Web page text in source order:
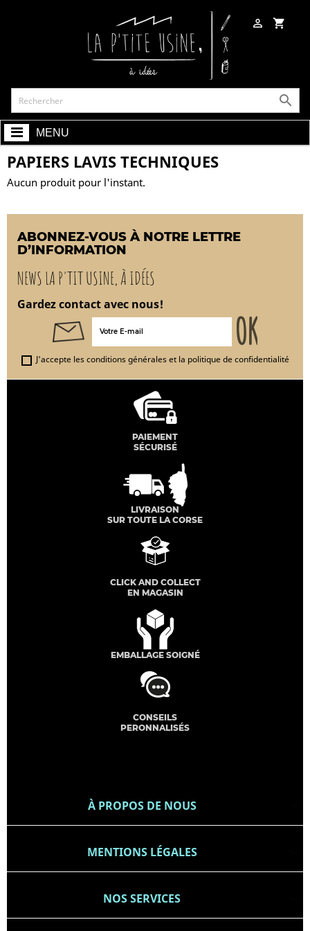
shopping_cart


MENU
PAPIERS LAVIS TECHNIQUES
Aucun produit pour l'instant.
ABONNEZ-VOUS À NOTRE LETTRE
D’INFORMATION
NEWS LA P'TIT USINE, À IDÉES
Gardez contact avec nous!
J'accepte les conditions générales et la politique de confidentialité
PAIEMENT
SÉCURISÉ
LIVRAISON
SUR TOUTE LA CORSE
CLICK AND COLLECT
EN MAGASIN
EMBALLAGE SOIGNÉ
CONSEILS
PERONNALISÉS
À PROPOS DE NOUS
MENTIONS LÉGALES
NOS SERVICES